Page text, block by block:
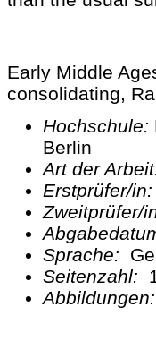
Early Middle
consolidating,
Hochschule:
Berlin
Art der
Erstprüfer/
Sprache:
Seitenzahl: